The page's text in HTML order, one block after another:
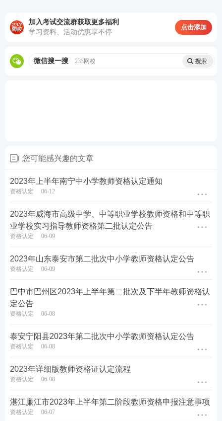
2.申请认定小学教师资格，必须具备中等师范学校毕
3.申请认定初级中学教师资格，必须具备高等师范专
校、技工学校、职业高级中学文化课、专业课教师资
业及以上学历。
6.申请认定中等职业学校实习指导教师资格(包括中等
专业学校、技工学校、职业高级中学实习指导教师资
格)，应当具备中等职业学校毕业及其以上学历，同时
应当具备相当于助理工程师以上专业技术职务或者中
级以上工人技术等级。
以上学历均为教育部认可的国民教育序列学历和经国
家相关部门认定的港澳台学历和国外同等学历。
申请认定中小学教师资格须通过国家中小学教师资格
考试，并取得《中小学教师资格考试合格证明》（可
登录中小学教师资格考试网查询），且在有效期内。
申请人员入学时间为2014年1月1日以前的（不含2014
年1月1日，入学时间以毕业证上的入学时间为准），
加入考试交流群获取更多福利
学习资料、活动优惠享不停
点击添加
微信搜一搜 233网校
您可能感兴趣的文章
2023年上半年南宁中小学教师资格认定通知
资格认定 06-12
2023年威海市高级中学、中等职业学校教师资格和中等职
业学校实习指导教师资格第二批认定公告
资格认定 06-09
2023年山东泰安市第二批次中小学教师资格认定公告
资格认定 06-09
巴中市巴州区2023年上半年第二批次及下半年教师资格认
定公告
资格认定 06-08
泰安宁阳县2023年第二批次中小学教师资格认定公告
资格认定 06-08
2023年详细版教师资格证认定流程
资格认定 06-08
湛江廉江市2023年上半年第二阶段教师资格申报注意事项
资格认定 06-07